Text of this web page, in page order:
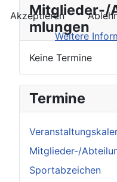
Mitglieder-/
mlungen
Keine Termine
Termine
Mitglieder-/
Sportabzeichen
Akzeptieren
Weitere